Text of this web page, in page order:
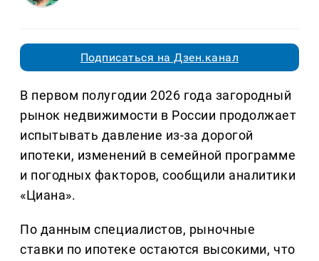
Подписаться на Дзен.канал
В первом полугодии 2026 года загородный
рынок недвижимости в России продолжает
испытывать давление из-за дорогой
ипотеки, изменений в семейной программе
и погодных факторов, сообщили аналитики
«Циана».
По данным специалистов, рыночные
ставки по ипотеке остаются высокими, что